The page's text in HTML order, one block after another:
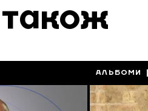
АЛЬБОМИ